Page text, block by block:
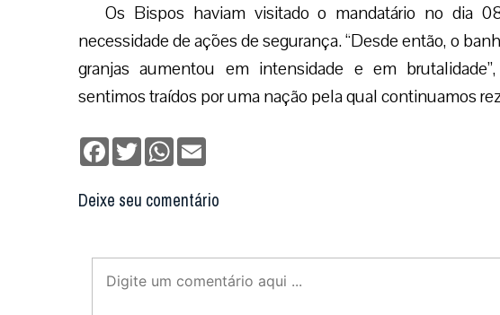
Os Bispos haviam visitado o mandatário no dia
necessidade de ações de segurança. “Desde então, o
granjas aumentou em intensidade e em
sentimos traídos por uma nação pela qual continuamos
Facebook
TwitterWhatsApp
Deixe seu comentário